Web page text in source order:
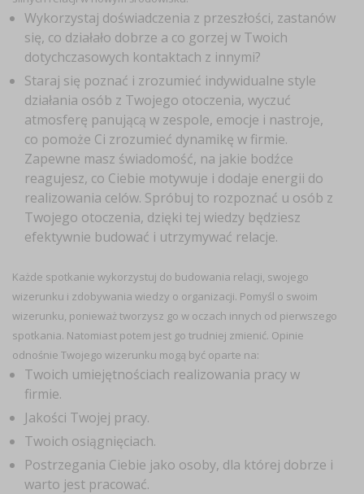
Wykorzystaj doświadczenia z przeszłości, zastanów
się, co działało dobrze a co gorzej w Twoich
dotychczasowych kontaktach z innymi?
Staraj się poznać i zrozumieć indywidualne style
działania osób z Twojego otoczenia, wyczuć
atmosferę panującą w zespole, emocje i nastroje,
co pomoże Ci zrozumieć dynamikę w firmie.
Zapewne masz świadomość, na jakie bodźce
reagujesz, co Ciebie motywuje i dodaje energii do
realizowania celów. Spróbuj to rozpoznać u osób z
Twojego otoczenia, dzięki tej wiedzy będziesz
efektywnie budować i utrzymywać relacje.
Każde spotkanie wykorzystuj do budowania relacji, swojego
wizerunku i zdobywania wiedzy o organizacji. Pomyśl o swoim
wizerunku, ponieważ tworzysz go w oczach innych od pierwszego
spotkania. Natomiast potem jest go trudniej zmienić. Opinie
odnośnie Twojego wizerunku mogą być oparte na:
Twoich umiejętnościach realizowania pracy w
firmie.
Jakości Twojej pracy.
Twoich osiągnięciach.
Postrzegania Ciebie jako osoby, dla której dobrze i
warto jest pracować.